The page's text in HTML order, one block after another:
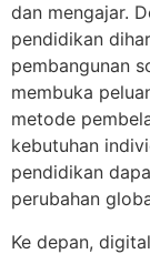
dan mengajar.
pendidikan
pembangunan
membuka
metode
kebutuhan
pendidikan
perubahan
Ke depan,